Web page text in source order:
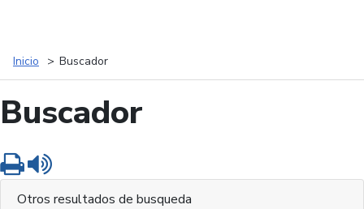
Inicio Buscador
Buscador
Imprimir
Otros resultados de busqueda